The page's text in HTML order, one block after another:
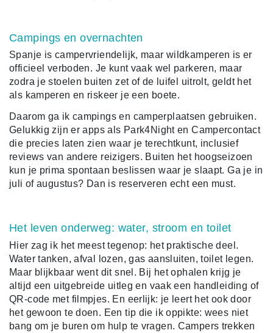
Campings en overnachten
Spanje is campervriendelijk, maar wildkamperen is er
officieel verboden. Je kunt vaak wel parkeren, maar
zodra je stoelen buiten zet of de luifel uitrolt, geldt het
als kamperen en riskeer je een boete.
Daarom ga ik campings en camperplaatsen gebruiken.
Gelukkig zijn er apps als Park4Night en Campercontact
die precies laten zien waar je terechtkunt, inclusief
reviews van andere reizigers. Buiten het hoogseizoen
kun je prima spontaan beslissen waar je slaapt. Ga je in
juli of augustus? Dan is reserveren echt een must.
Het leven onderweg: water, stroom en toilet
Hier zag ik het meest tegenop: het praktische deel.
Water tanken, afval lozen, gas aansluiten, toilet legen.
Maar blijkbaar went dit snel. Bij het ophalen krijg je
altijd een uitgebreide uitleg en vaak een handleiding of
QR-code met filmpjes. En eerlijk: je leert het ook door
het gewoon te doen. Een tip die ik oppikte: wees niet
bang om je buren om hulp te vragen. Campers trekken